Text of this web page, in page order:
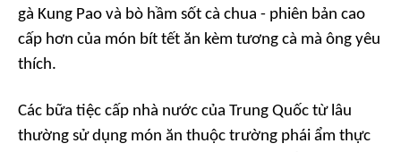
gà Kung Pao và bò hầm sốt cà chua - phiên bản cao
cấp hơn của món bít tết ăn kèm tương cà mà ông yêu
thích.
Các bữa tiệc cấp nhà nước của Trung Quốc từ lâu
thường sử dụng món ăn thuộc trường phái ẩm thực